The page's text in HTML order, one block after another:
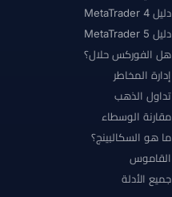
دليل MetaTrader 4
دليل MetaTrader 5
هل الفوركس حلال؟
إدارة المخاطر
تداول الذهب
مقارنة الوسطاء
ما هو السكالبينج؟
القاموس
جميع الأدلة